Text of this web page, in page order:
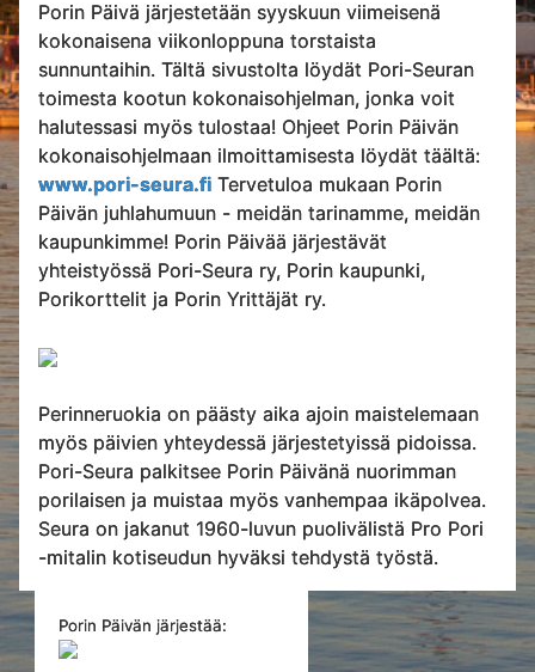
Porin Päivä järjestetään syyskuun viimeisenä
kokonaisena viikonloppuna torstaista
sunnuntaihin. Tältä sivustolta löydät Pori-Seuran
toimesta kootun kokonaisohjelman, jonka voit
halutessasi myös tulostaa! Ohjeet Porin Päivän
kokonaisohjelmaan ilmoittamisesta löydät täältä:
www.pori-seura.fi Tervetuloa mukaan Porin
Päivän juhlahumuun - meidän tarinamme, meidän
kaupunkimme! Porin Päivää järjestävät
yhteistyössä Pori-Seura ry, Porin kaupunki,
Porikorttelit ja Porin Yrittäjät ry.
Perinneruokia on päästy aika ajoin maistelemaan
myös päivien yhteydessä järjestetyissä pidoissa.
Pori-Seura palkitsee Porin Päivänä nuorimman
porilaisen ja muistaa myös vanhempaa ikäpolvea.
Seura on jakanut 1960-luvun puolivälistä Pro Pori
-mitalin kotiseudun hyväksi tehdystä työstä.
Porin Päivän järjestää: